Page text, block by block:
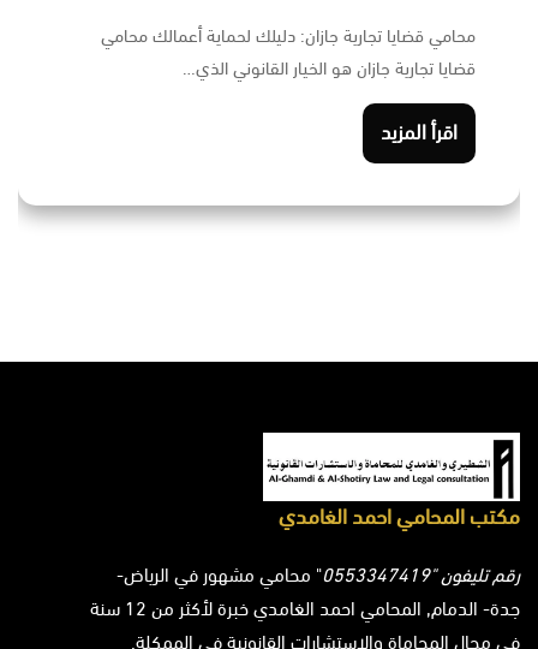
محامي قضايا تجارية جازان: دليلك لحماية أعمالك محامي
قضايا تجارية جازان هو الخيار القانوني الذي…
اقرأ المزيد
مكتب المحامي احمد الغامدي
رقم تليفون "0553347419
" محامي مشهور في الرياض-
جدة- الدمام, المحامي احمد الغامدي خبرة لأكثر من 12 سنة
في مجال المحاماة والاستشارات القانونية في الممكلة.